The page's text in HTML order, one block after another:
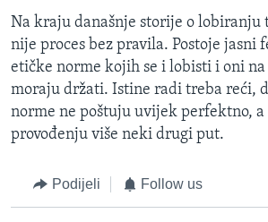
Na kraju današnje storije o lobiranju
nije proces bez pravila. Postoje jasni
etičke norme kojih se i lobisti i oni
moraju držati. Istine radi treba reći,
norme ne poštuju uvijek perfektno, a
provođenju više neki drugi put.
Podijeli Follow us